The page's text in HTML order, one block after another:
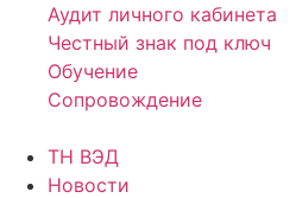
Аудит личного кабинета
Честный знак под ключ
Обучение
Сопровождение
ТН ВЭД
Новости